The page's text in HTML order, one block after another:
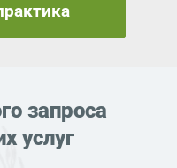
запроса
услуг